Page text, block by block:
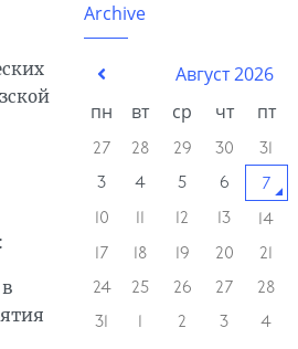
Archive
Август 2026
пн
вт ср чт пт
27 28 29 30 31
3
4 5 6 7
10
11 12 13 14
17
18 19 20 21
24
25 26 27 28
31
1 2 3 4